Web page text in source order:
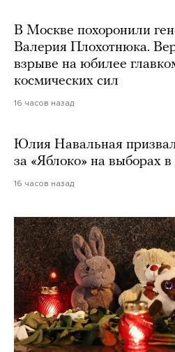
В Москве похоронили
Валерия Плохотнюка.
взрыве на юбилее
космических сил
16 часов назад
Юлия Навальная
за «Яблоко» на выборах в
16 часов назад